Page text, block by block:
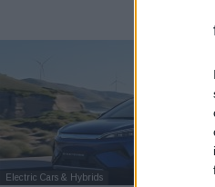
Electric Cars & Hybrids